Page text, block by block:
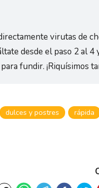
virutas de
desde el paso 2 al 4
fundir. ¡Riquísimos
dulces y postres
rápida